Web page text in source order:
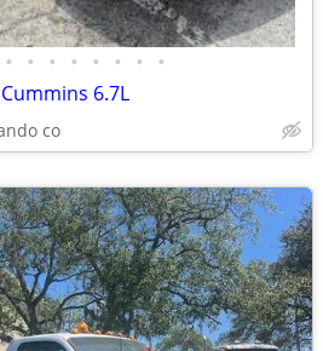
• • • • • • • •
6.7L
co